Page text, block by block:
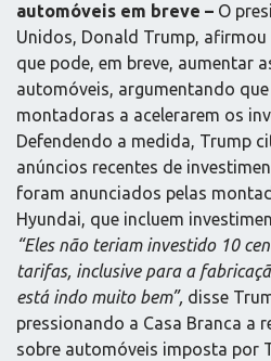
automóveis em breve – O
Unidos, Donald Trump,
que pode, em breve, aumentar
automóveis, argumentando
montadoras a acelerarem os
Defendendo a medida, Trump
anúncios recentes de
foram anunciados pelas
Hyundai, que incluem
“Eles não teriam investido 10
tarifas, inclusive para a
está indo muito bem”, disse
pressionando a Casa Branca a
sobre automóveis imposta por